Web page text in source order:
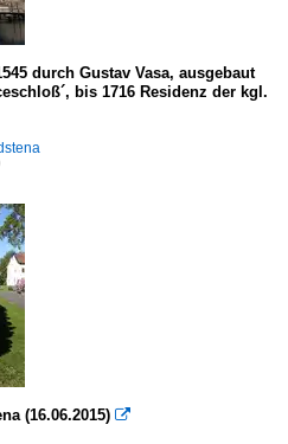
durch Gustav Vasa, ausgebaut
bis 1716 Residenz der kgl.
(16.06.2015) 